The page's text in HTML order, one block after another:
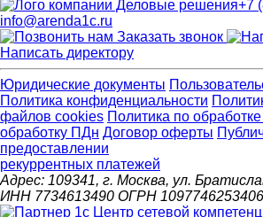
+7
info@arenda1c.ru
Заказать звонок
Написать директору
Юридические документы
Политика конфиденциальности
файлов cookies Политика по
обработку ПДн Договор оферты
предоставлении
рекуррентных платежей
Адрес: 109341, г. Москва, ул.
ИНН 7734613490 ОГРН 1097746253406